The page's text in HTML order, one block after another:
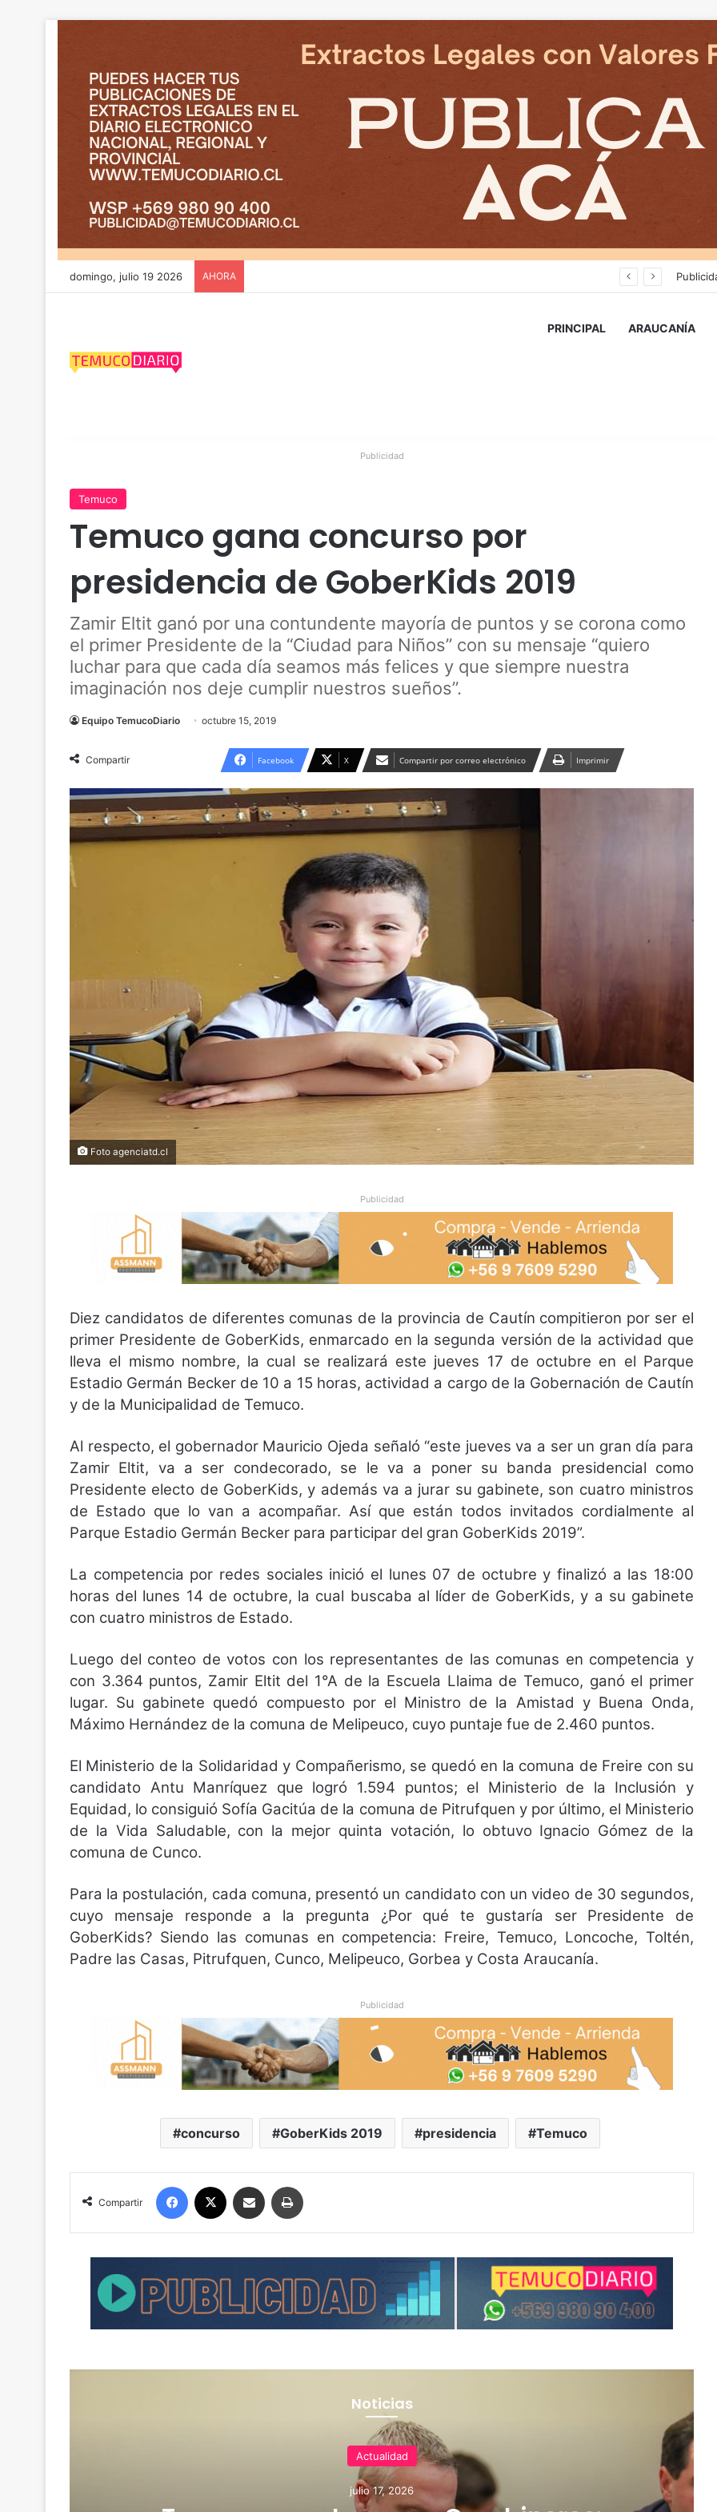
domingo, julio 19 2026 AHORA
PRINCIPAL ARAUCANÍA
Publicidad
Temuco
Temuco gana concurso por
presidencia de GoberKids 2019
Zamir Eltit ganó por una contundente mayoría de puntos y se corona como
el primer Presidente de la “Ciudad para Niños” con su mensaje “quiero
luchar para que cada día seamos más felices y que siempre nuestra
imaginación nos deje cumplir nuestros sueños”.
Equipo TemucoDiario octubre 15, 2019
Compartir Facebook X Compartir por correo electrónico Imprimir
Foto agenciatd.cl
Publicidad
Diez candidatos de diferentes comunas de la provincia de Cautín compitieron por ser el
primer Presidente de GoberKids, enmarcado en la segunda versión de la actividad que
lleva el mismo nombre, la cual se realizará este jueves 17 de octubre en el Parque
Estadio Germán Becker de 10 a 15 horas, actividad a cargo de la Gobernación de Cautín
y de la Municipalidad de Temuco.
Al respecto, el gobernador Mauricio Ojeda señaló “este jueves va a ser un gran día para
Zamir Eltit, va a ser condecorado, se le va a poner su banda presidencial como
Presidente electo de GoberKids, y además va a jurar su gabinete, son cuatro ministros
de Estado que lo van a acompañar. Así que están todos invitados cordialmente al
Parque Estadio Germán Becker para participar del gran GoberKids 2019”.
La competencia por redes sociales inició el lunes 07 de octubre y finalizó a las 18:00
horas del lunes 14 de octubre, la cual buscaba al líder de GoberKids, y a su gabinete
con cuatro ministros de Estado.
Luego del conteo de votos con los representantes de las comunas en competencia y
con 3.364 puntos, Zamir Eltit del 1°A de la Escuela Llaima de Temuco, ganó el primer
lugar. Su gabinete quedó compuesto por el Ministro de la Amistad y Buena Onda,
Máximo Hernández de la comuna de Melipeuco, cuyo puntaje fue de 2.460 puntos.
El Ministerio de la Solidaridad y Compañerismo, se quedó en la comuna de Freire con su
candidato Antu Manríquez que logró 1.594 puntos; el Ministerio de la Inclusión y
Equidad, lo consiguió Sofía Gacitúa de la comuna de Pitrufquen y por último, el Ministerio
de la Vida Saludable, con la mejor quinta votación, lo obtuvo Ignacio Gómez de la
comuna de Cunco.
Para la postulación, cada comuna, presentó un candidato con un video de 30 segundos,
cuyo mensaje responde a la pregunta ¿Por qué te gustaría ser Presidente de
GoberKids? Siendo las comunas en competencia: Freire, Temuco, Loncoche, Toltén,
Padre las Casas, Pitrufquen, Cunco, Melipeuco, Gorbea y Costa Araucanía.
Publicidad
concurso GoberKids 2019 presidencia Temuco
Compartir
Noticias
Actualidad
julio 17, 2026